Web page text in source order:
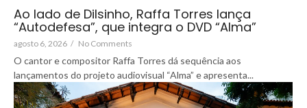
Ao lado de Dilsinho, Raffa Torres lança
“Autodefesa”, que integra o DVD “Alma”
agosto 6, 2026 / No Comments
O cantor e compositor Raffa Torres dá sequência aos
lançamentos do projeto audiovisual “Alma” e apresenta...